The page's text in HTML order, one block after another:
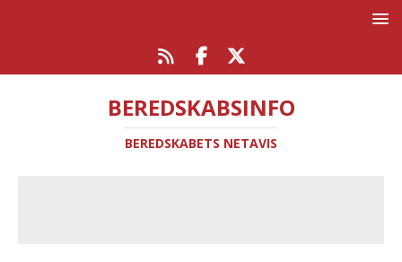
BEREDSKABSINFO
BEREDSKABETS NETAVIS